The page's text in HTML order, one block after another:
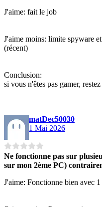
J'aime: fait le job
J'aime moins: limite spyware
(récent)
Conclusion:
si vous n'êtes pas gamer,
matDec50030
1 Mai 2026
Ne fonctionne pas sur
sur mon 2ème PC)
J'aime: Fonctionne bien avec